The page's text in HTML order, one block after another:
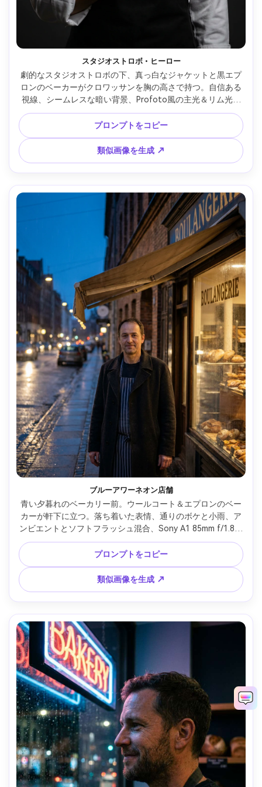
スタジオストロボ・ヒーロー
劇的なスタジオストロボの下、真っ白なジャケットと黒エプ
ロンのベーカーがクロワッサンを胸の高さで持つ。自信ある
視線、シームレスな暗い背景、Profoto風の主光＆リム光、
Nikon Z8 105mm f/2.8、4:5スタジオポートレート、クリス
プなコントラスト、クリーンなハイライト、写実的な肌 --ar
4:5
プロンプトをコピー
類似画像を生成 ↗
ブルーアワーネオン店舗
青い夕暮れのベーカリー前。ウールコート＆エプロンのベー
カーが軒下に立つ。落ち着いた表情、通りのボケと小雨、ア
ンビエントとソフトフラッシュ混合、Sony A1 85mm f/1.8、
縦4:5ポートレート、映画的な色コントラスト、自然な肌、シ
ャープなフォーカス --ar 4:5
プロンプトをコピー
類似画像を生成 ↗